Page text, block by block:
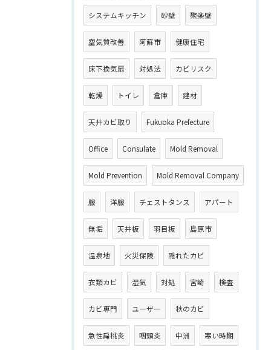
システムキッチン 砂壁 聚楽壁
空気質改善 阿蘇市 健康住宅
床下換気扇 対処法 カビリスク
乾燥 トイレ 倉庫 建材
天井カビ取り Fukuoka Prefecture
Office Consulate Mold Removal
Mold Prevention Mold Removal Company
服 洋服 チェストタンス アパート
無垢 天井板 羽目板 島原市
温泉地 火災保険 隠れたカビ
衣類カビ 湿気 対処 宮崎 検査
カビ専門 ユーザー 秋のカビ
急性扁桃炎 咽頭炎 中洲 寒い時期